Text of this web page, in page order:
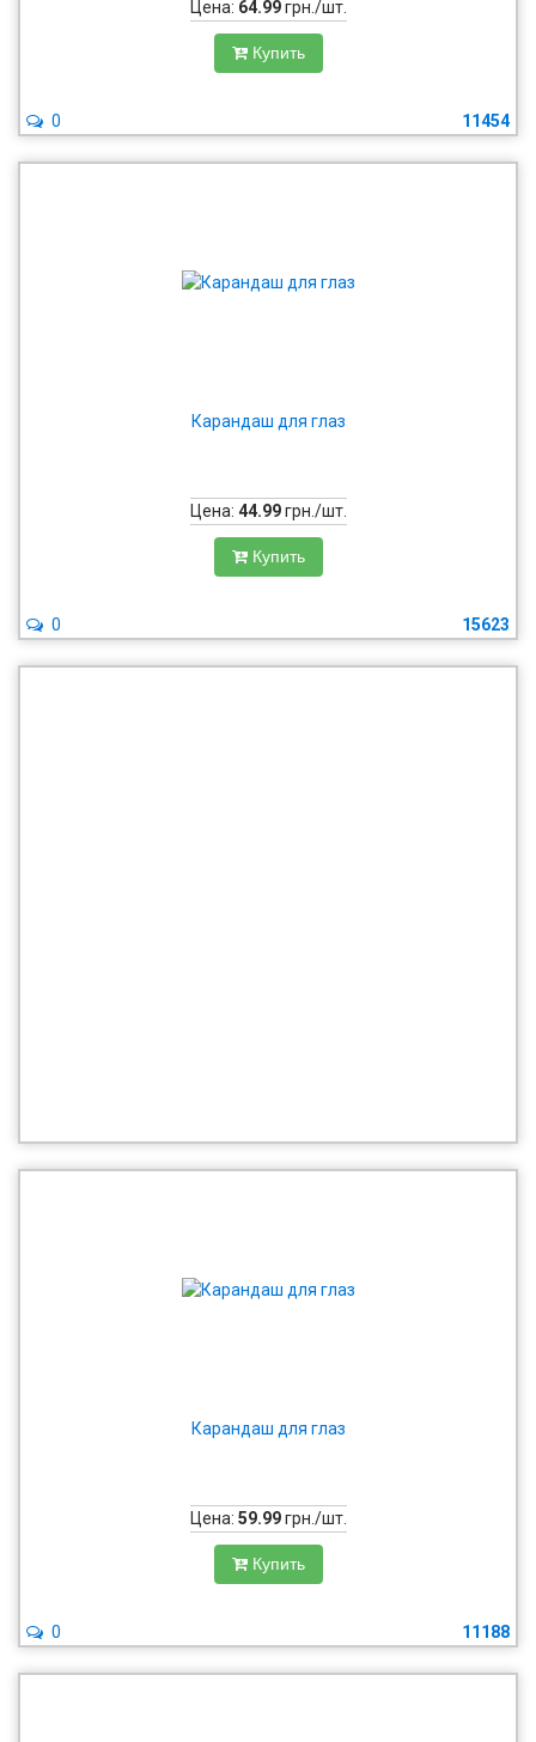
Цена: 64.99грн./шт.
Купить
11454
0
Карандаш для глаз
Цена: 44.99грн./шт.
Купить
15623
0
Карандаш для глаз
Цена: 59.99грн./шт.
Купить
11188
0